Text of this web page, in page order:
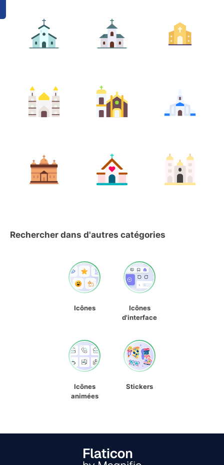
Rechercher dans d'autres catégories
Icônes
Icônes
d'interface
Icônes
animées
Stickers